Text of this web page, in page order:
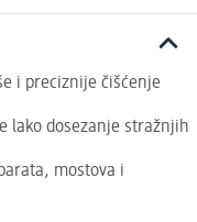
i preciznije čišćenje
lako dosezanje stražnjih
mostova i